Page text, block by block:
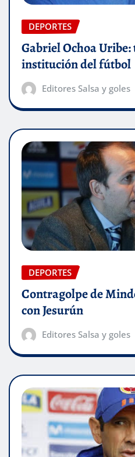
DEPORTES
Gabriel Ochoa
institución del fútbol
Editores Salsa y goles
DEPORTES
Contragolpe de
con Jesurún
Editores Salsa y goles